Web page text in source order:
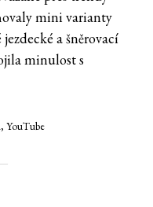
mini varianty
a šněrovací
minulost s
YouTube